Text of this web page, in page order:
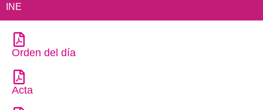
INE
Orden del día
Acta